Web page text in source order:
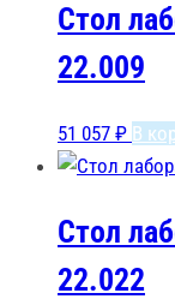
Стол
22.009
51 057 ₽ В
Стол
22.022